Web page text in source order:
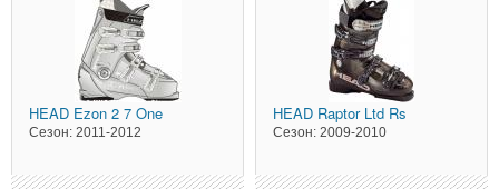
HEAD Ezon 2 7 One
Сезон: 2011-2012
HEAD Raptor Ltd Rs
Сезон: 2009-2010